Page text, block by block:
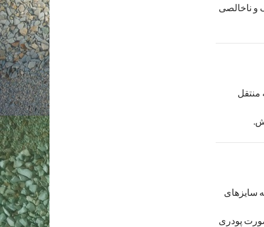
و ناخالصی
منتقل
سایزهای
پودری